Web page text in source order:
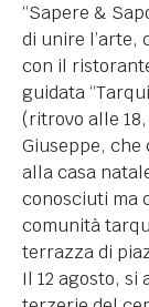
“Sapere &
di unire l’arte,
con il
guidata
(ritrovo alle
Giuseppe, che
alla casa
conosciuti ma
comunità
terrazza di
Il 12 agosto,